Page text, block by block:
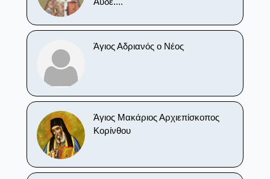
Άγιος Αδριανός ο Νέος
Άγιος Μακάριος Αρχιεπίσκοπος
Κορίνθου